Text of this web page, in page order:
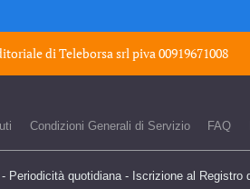
di Teleborsa srl piva 00919671008
Condizioni Generali di Servizio FAQ
- Periodicità quotidiana - Iscrizione al Registro